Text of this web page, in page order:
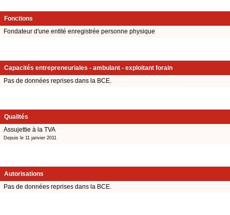
Fonctions
Fondateur d'une entité enregistrée personne physique
Capacités entrepreneuriales - ambulant - exploitant forain
Pas de données reprises dans la BCE.
Qualités
Assujettie à la TVA
Depuis le 11 janvier 2011
Autorisations
Pas de données reprises dans la BCE.